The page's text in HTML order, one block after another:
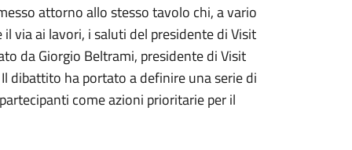
attorno allo stesso tavolo chi, a vario
via ai lavori, i saluti del presidente di Visit
da Giorgio Beltrami, presidente di Visit
dibattito ha portato a definire una serie di
come azioni prioritarie per il